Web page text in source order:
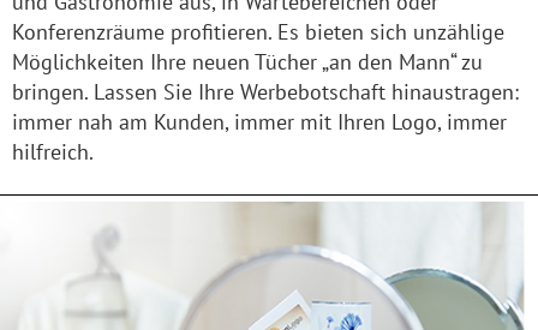
Konferenzräume profitieren. Es bieten sich unzählige
Möglichkeiten Ihre neuen Tücher „an den Mann“ zu
bringen. Lassen Sie Ihre Werbebotschaft hinaustragen:
immer nah am Kunden, immer mit Ihren Logo, immer
hilfreich.